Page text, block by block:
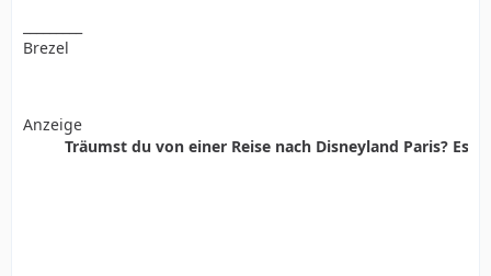
Brezel
Anzeige
Träumst du von einer Reise nach Disneyland Paris? Es